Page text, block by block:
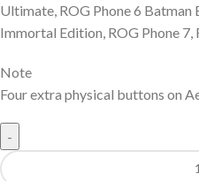
Ultimate, ROG Phone 6 Batman
Immortal Edition, ROG Phone
Note
Four extra physical buttons on